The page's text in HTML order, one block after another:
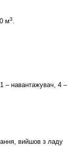
м3.
– навантажувач, 4 –
вийшов з ладу